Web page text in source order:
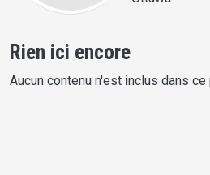
Rien ici encore
Aucun contenu n'est inclus dans ce